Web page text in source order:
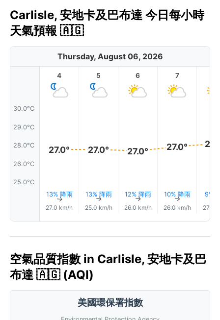
Carlisle, 安地卡及巴布達 今日每小時
天氣預報 🇦🇬
Thursday, August 06, 2026
30.0°C
29.0°C
28.0°C
26.0°C
25.0°C
4
27.0°
13% 降雨
↑
27.0 km/h
5
27.0°
13% 降雨
↑
25.0 km/h
6
27.0°
12% 降雨
↑
26.0 km/h
7
27.0°
10% 降雨
↑
26.0 km/h
9%
27.0
空氣品質指數 in Carlisle, 安地卡及巴
布達 🇦🇬 (AQI)
美國環保署指數